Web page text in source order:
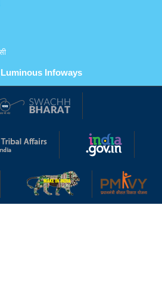
Luminous Infoways